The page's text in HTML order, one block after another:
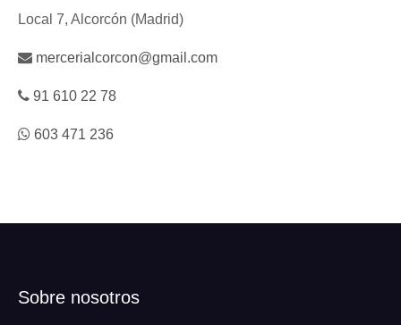
Local 7, Alcorcón (Madrid)
mercerialcorcon@gmail.com
91 610 22 78
603 471 236
Sobre nosotros